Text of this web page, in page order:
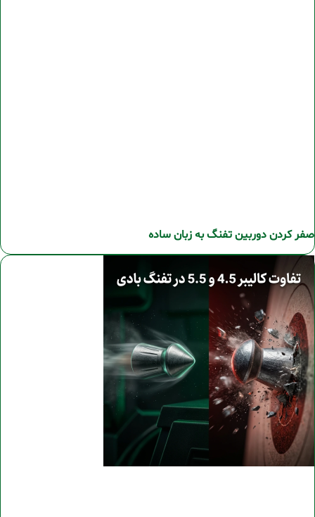
صفر کردن دوربین تفنگ به زبان ساده